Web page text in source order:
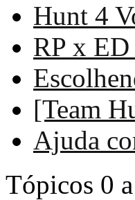
Hunt 4
RP x
[Team
Ajuda
Tópicos 0